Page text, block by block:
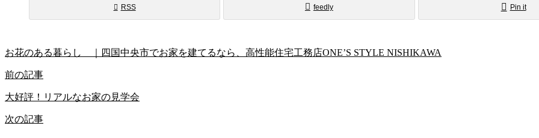
RSS feedly Pin it
お花のある暮らし ｜四国中央市でお家を建てるなら、高性能住宅工務店ONE’S STYLE NISHIKAWA
前の記事
大好評！リアルなお家の見学会
次の記事